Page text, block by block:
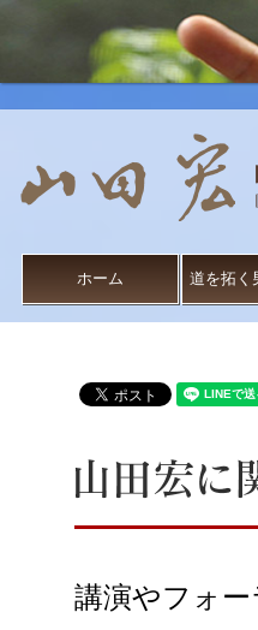
ホーム 道を拓く
講演やフォ